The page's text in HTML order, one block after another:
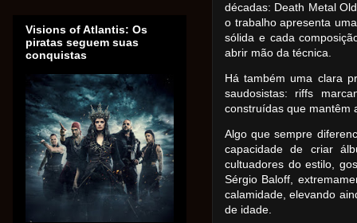
décadas: Death Metal
o trabalho apresenta
sólida e cada
abrir mão da técnica.
Há também uma clara
saudosistas: riffs
construídas que mantêm
Algo que sempre
capacidade de criar
cultuadores do estilo,
Sérgio Baloff,
calamidade, elevando
de idade.
Visions of Atlantis: Os
piratas seguem suas
conquistas